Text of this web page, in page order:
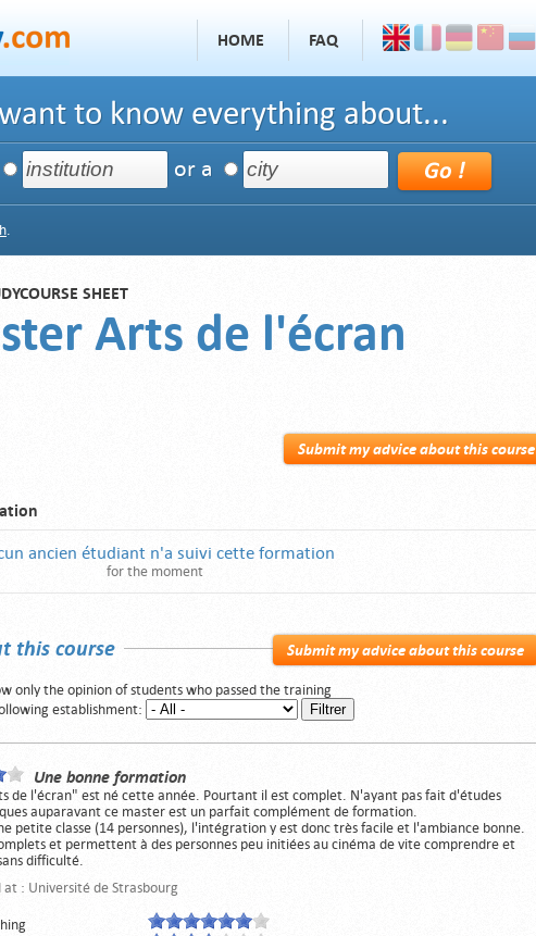
HOME FAQ
to know everything about...
or a
.
SHEET
Arts de l'écran
Submit my advice about this course
ancien étudiant n'a suivi cette formation
for the moment
Submit my advice about this course
this course
only the opinion of students who passed the training
establishment:
Une bonne formation
de l'écran" est né cette année. Pourtant il est complet. N'ayant pas fait d'études
auparavant ce master est un parfait complément de formation.
petite classe (14 personnes), l'intégration y est donc très facile et l'ambiance bonne.
et permettent à des personnes peu initiées au cinéma de vite comprendre et
difficulté.
at : Université de Strasbourg